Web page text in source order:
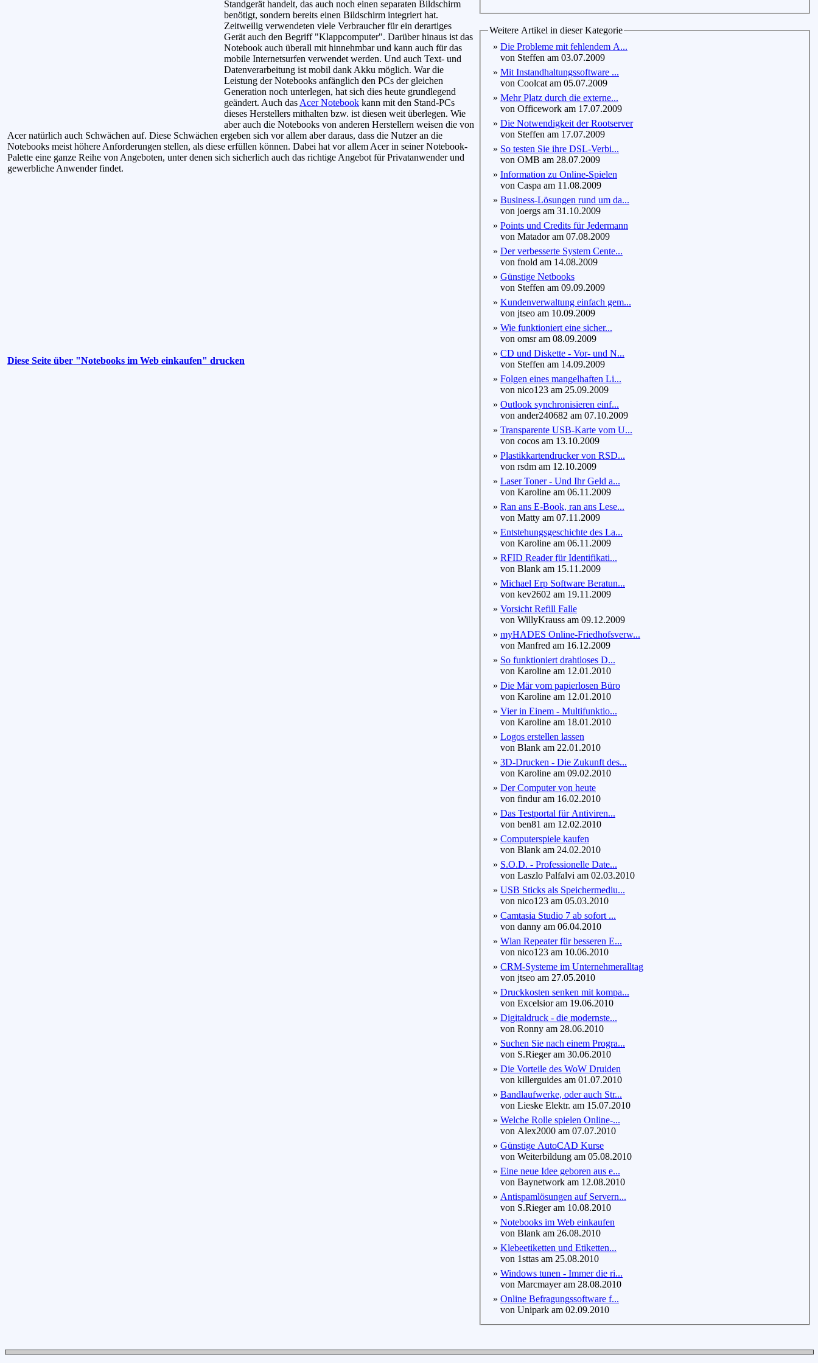
Standgerät handelt, das auch noch einen separaten Bildschirm
benötigt, sondern bereits einen Bildschirm integriert hat.
Zeitweilig verwendeten viele Verbraucher für ein derartiges
Gerät auch den Begriff "Klappcomputer". Darüber hinaus ist das
Notebook auch überall mit hinnehmbar und kann auch für das
mobile Internetsurfen verwendet werden. Und auch Text- und
Datenverarbeitung ist mobil dank Akku möglich. War die
Leistung der Notebooks anfänglich den PCs der gleichen
Generation noch unterlegen, hat sich dies heute grundlegend
geändert. Auch das Acer Notebook kann mit den Stand-PCs
dieses Herstellers mithalten bzw. ist diesen weit überlegen. Wie
aber auch die Notebooks von anderen Herstellern weisen die von
Acer natürlich auch Schwächen auf. Diese Schwächen ergeben sich vor allem aber daraus, dass die Nutzer an die
Notebooks meist höhere Anforderungen stellen, als diese erfüllen können. Dabei hat vor allem Acer in seiner Notebook-
Palette eine ganze Reihe von Angeboten, unter denen sich sicherlich auch das richtige Angebot für Privatanwender und
gewerbliche Anwender findet.
Diese Seite über "Notebooks im Web einkaufen" drucken
Weitere Artikel in dieser Kategorie
» Die Probleme mit fehlendem A...
von Steffen am 03.07.2009
» Mit Instandhaltungssoftware ...
von Coolcat am 05.07.2009
» Mehr Platz durch die externe...
von Officework am 17.07.2009
» Die Notwendigkeit der Rootserver
von Steffen am 17.07.2009
» So testen Sie ihre DSL-Verbi...
von OMB am 28.07.2009
» Information zu Online-Spielen
von Caspa am 11.08.2009
» Business-Lösungen rund um da...
von joergs am 31.10.2009
» Points und Credits für Jedermann
von Matador am 07.08.2009
» Der verbesserte System Cente...
von fnold am 14.08.2009
» Günstige Netbooks
von Steffen am 09.09.2009
» Kundenverwaltung einfach gem...
von jtseo am 10.09.2009
» Wie funktioniert eine sicher...
von omsr am 08.09.2009
» CD und Diskette - Vor- und N...
von Steffen am 14.09.2009
» Folgen eines mangelhaften Li...
von nico123 am 25.09.2009
» Outlook synchronisieren einf...
von ander240682 am 07.10.2009
» Transparente USB-Karte vom U...
von cocos am 13.10.2009
» Plastikkartendrucker von RSD...
von rsdm am 12.10.2009
» Laser Toner - Und Ihr Geld a...
von Karoline am 06.11.2009
» Ran ans E-Book, ran ans Lese...
von Matty am 07.11.2009
» Entstehungsgeschichte des La...
von Karoline am 06.11.2009
» RFID Reader für Identifikati...
von Blank am 15.11.2009
» Michael Erp Software Beratun...
von kev2602 am 19.11.2009
» Vorsicht Refill Falle
von WillyKrauss am 09.12.2009
» myHADES Online-Friedhofsverw...
von Manfred am 16.12.2009
» So funktioniert drahtloses D...
von Karoline am 12.01.2010
» Die Mär vom papierlosen Büro
von Karoline am 12.01.2010
» Vier in Einem - Multifunktio...
von Karoline am 18.01.2010
» Logos erstellen lassen
von Blank am 22.01.2010
» 3D-Drucken - Die Zukunft des...
von Karoline am 09.02.2010
» Der Computer von heute
von findur am 16.02.2010
» Das Testportal für Antiviren...
von ben81 am 12.02.2010
» Computerspiele kaufen
von Blank am 24.02.2010
» S.O.D. - Professionelle Date...
von Laszlo Palfalvi am 02.03.2010
» USB Sticks als Speichermediu...
von nico123 am 05.03.2010
» Camtasia Studio 7 ab sofort ...
von danny am 06.04.2010
» Wlan Repeater für besseren E...
von nico123 am 10.06.2010
» CRM-Systeme im Unternehmeralltag
von jtseo am 27.05.2010
» Druckkosten senken mit kompa...
von Excelsior am 19.06.2010
» Digitaldruck - die modernste...
von Ronny am 28.06.2010
» Suchen Sie nach einem Progra...
von S.Rieger am 30.06.2010
» Die Vorteile des WoW Druiden
von killerguides am 01.07.2010
» Bandlaufwerke, oder auch Str...
von Lieske Elektr. am 15.07.2010
» Welche Rolle spielen Online-...
von Alex2000 am 07.07.2010
» Günstige AutoCAD Kurse
von Weiterbildung am 05.08.2010
» Eine neue Idee geboren aus e...
von Baynetwork am 12.08.2010
» Antispamlösungen auf Servern...
von S.Rieger am 10.08.2010
» Notebooks im Web einkaufen
von Blank am 26.08.2010
» Klebeetiketten und Etiketten...
von 1sttas am 25.08.2010
» Windows tunen - Immer die ri...
von Marcmayer am 28.08.2010
»
Online Befragungssoftware f...
von Unipark am 02.09.2010